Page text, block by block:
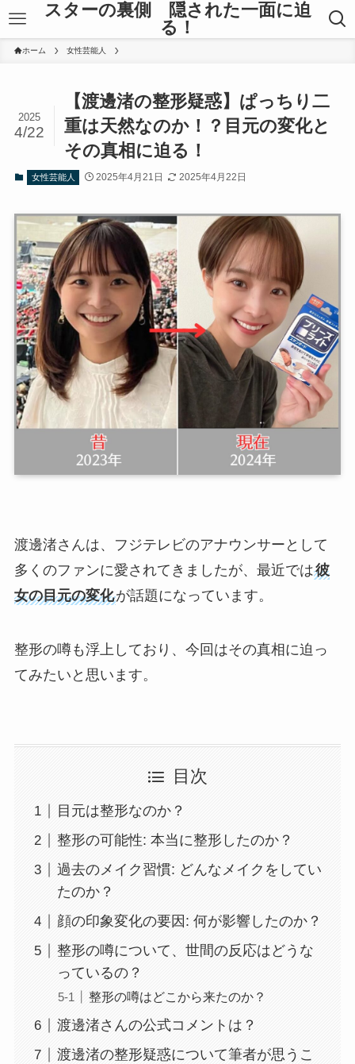
スターの裏側 隠された一面に迫
る！
ホーム 女性芸能人
【渡邊渚の整形疑惑】ぱっちり二
重は天然なのか！？目元の変化と
その真相に迫る！
2025
4/22
女性芸能人 2025年4月21日 2025年4月22日
渡邊渚さんは、フジテレビのアナウンサーとして
多くのファンに愛されてきましたが、最近では彼
女の目元の変化が話題になっています。
整形の噂も浮上しており、今回はその真相に迫っ
てみたいと思います。
目次
目元は整形なのか？
整形の可能性: 本当に整形したのか？
過去のメイク習慣: どんなメイクをしてい
たのか？
顔の印象変化の要因: 何が影響したのか？
整形の噂について、世間の反応はどうな
っているの？
整形の噂はどこから来たのか？
渡邊渚さんの公式コメントは？
渡邊渚の整形疑惑について筆者が思うこ